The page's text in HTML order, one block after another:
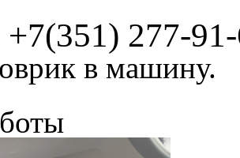
+7(351) 277-
в машину.